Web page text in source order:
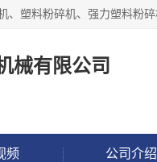
械有限公司
频 公司介绍